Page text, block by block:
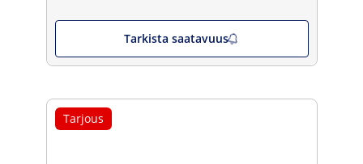
Tarkista saatavuus
Tarjous